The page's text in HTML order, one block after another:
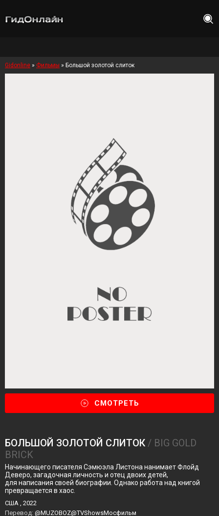
Gidonline » Фильмы » Большой золотой слиток
СМОТРЕТЬ
БОЛЬШОЙ ЗОЛОТОЙ СЛИТОК / BIG GOLD
BRICK
Начинающего писателя Сэмюэла Листона нанимает Флойд
Деверо, загадочная личность и отец двоих детей,
для написания своей биографии. Однако работа над книгой
превращается в хаос.
США , 2022
Перевод: @MUZOBOZ@TVShowsМосфильм